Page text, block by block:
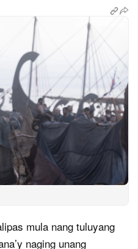
mula nang tuluyang
naging unang